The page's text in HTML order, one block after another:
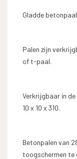
Gladde
Palen zijn
of t-paal.
Verkrijgbaar in de
10 x 10 x 310.
Betonpalen van
toogschermen te